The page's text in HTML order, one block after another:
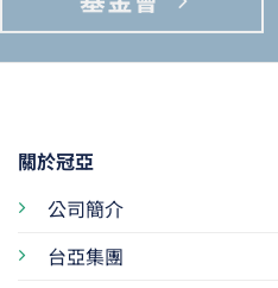
關於冠亞
公司簡介
台亞集團